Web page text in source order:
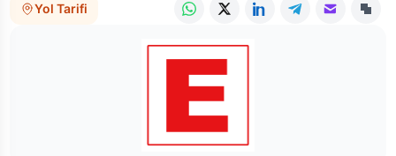
Yol Tarifi
WhatsAppX (Twitter)
LinkedInTelegramE-posta